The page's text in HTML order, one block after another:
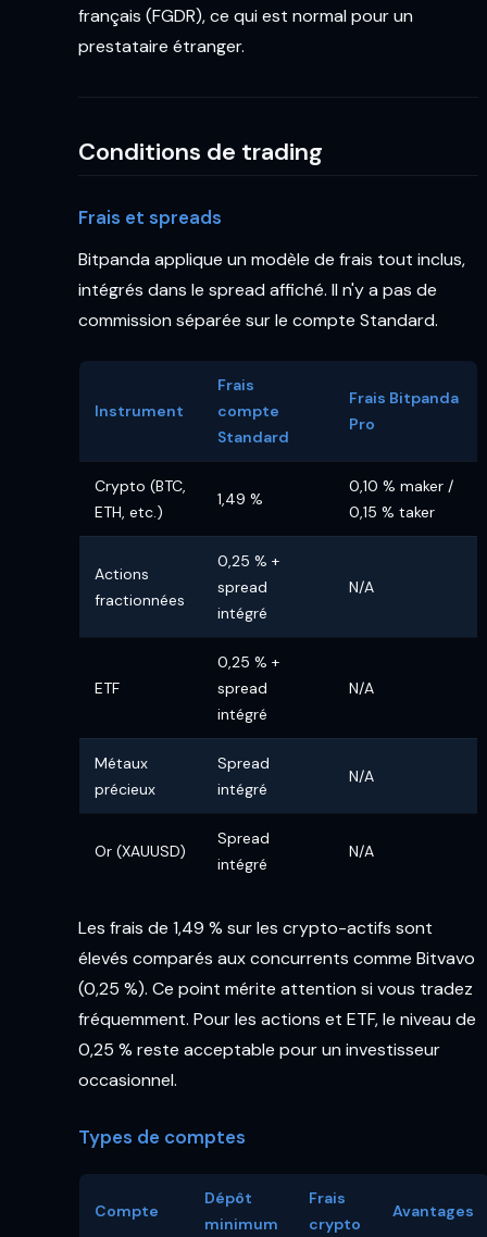
français (FGDR), ce qui est normal pour un
prestataire étranger.
Conditions de trading
Frais et spreads
Bitpanda applique un modèle de frais tout inclus,
intégrés dans le spread affiché. Il n'y a pas de
commission séparée sur le compte Standard.
Instrument
Frais
compte
Standard
Frais Bitpanda
Pro
Crypto (BTC,
ETH, etc.)
1,49 %
0,10 % maker /
0,15 % taker
Actions
fractionnées
0,25 % +
spread
intégré
N/A
ETF
0,25 % +
spread
intégré
N/A
Métaux
précieux
Spread
intégré
N/A
Or (XAUUSD)
Spread
intégré
N/A
Les frais de 1,49 % sur les crypto-actifs sont
élevés comparés aux concurrents comme Bitvavo
(0,25 %). Ce point mérite attention si vous tradez
fréquemment. Pour les actions et ETF, le niveau de
0,25 % reste acceptable pour un investisseur
occasionnel.
Types de comptes
Compte
Dépôt
minimum
Frais
crypto
Avantages